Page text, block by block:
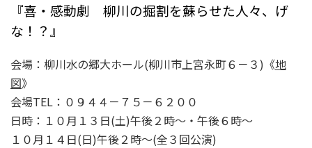
『喜・感動劇 柳川の掘割を蘇らせた人々、げ
な！？』
会場：柳川水の郷大ホール(柳川市上宮永町６－３)《地
図》
会場TEL：０９４４－７５－６２００
日時：１０月１３日(土)午後２時～・午後６時～
１０月１４日(日)午後２時～(全３回公演)